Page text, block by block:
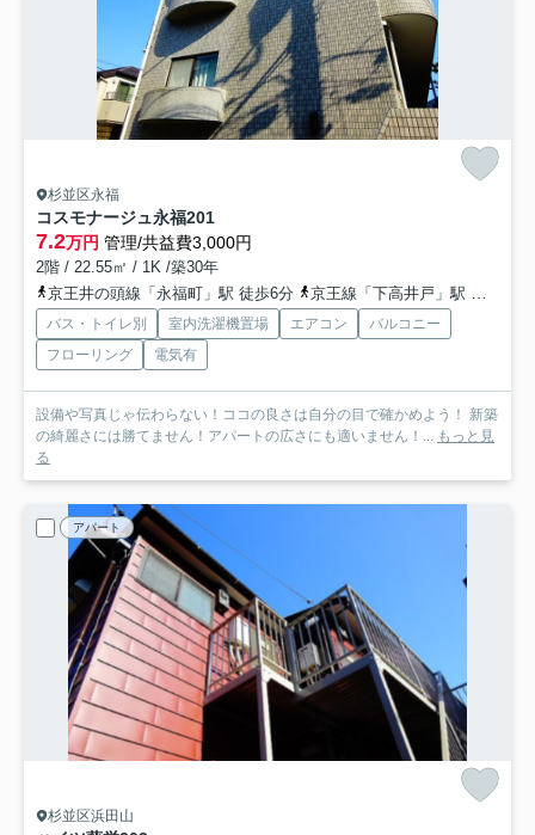
杉並区永福
コスモナージュ永福201
7.2万円 管理/共益費3,000円
2階 / 22.55㎡ / 1K /築30年
京王井の頭線「永福町」駅 徒歩6分
京王線「下高井戸」駅 徒歩15分
バス・トイレ別 室内洗濯機置場 エアコン
バルコニー
フローリング
電気有
設備や写真じゃ伝わらない！ココの良さは自分の目で確かめよう！ 新築
の綺麗さには勝てません！アパートの広さにも適いません！... もっと見
る
アパート
杉並区浜田山